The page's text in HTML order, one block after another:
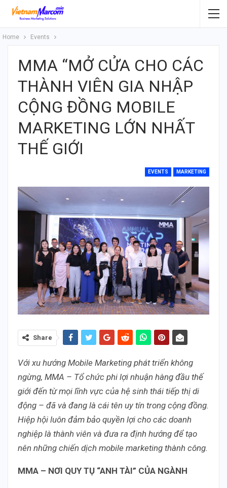
Home Events
MMA “MỞ CỬA CHO CÁC
THÀNH VIÊN GIA NHẬP
CỘNG ĐỒNG MOBILE
MARKETING LỚN NHẤT
THẾ GIỚI
EVENTS MARKETING
Share
Với xu hướng Mobile Marketing phát triển không
ngừng, MMA – Tổ chức phi lợi nhuận hàng đầu thế
giới đến từ mọi lĩnh vực của hệ sinh thái tiếp thị di
động – đã và đang là cái tên uy tín trong cộng đồng.
Hiệp hội luôn đảm bảo quyền lợi cho các doanh
nghiệp là thành viên và đưa ra định hướng để tạo
nên những chiến dịch mobile marketing thành công.
MMA – NƠI QUY TỤ “ANH TÀI” CỦA NGÀNH